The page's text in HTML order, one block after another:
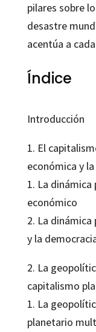
pilares sobre
desastre
acentúa a
Índice
Introducción
1. El
económica y
1. La
económico
2. La
y la
2. La
capitalismo
1. La
planetario